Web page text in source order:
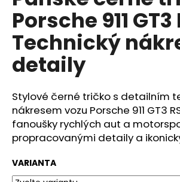
0,0
5
hvězdiček.
Porsche 911 GT3
Technický
detaily
Stylové černé tričko s detailním
nákresem vozu Porsche 911 GT3
fanoušky rychlých aut a
propracovanými detaily a
VARIANTA
a
j
í
t
?
HLEDAT